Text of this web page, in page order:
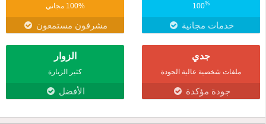
100%
خدمات مجانية
100% مجاني
مشرفون مستمعون
جدي
ملفات شخصية عالية الجودة
جودة مؤكدة
الزوار
كثير الزيارة
الأفضل